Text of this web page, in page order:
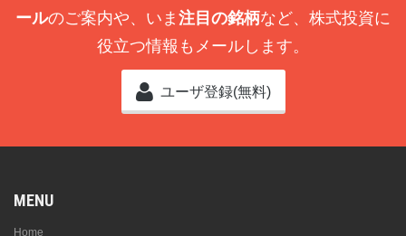
ールのご案内や、いま 注目の銘柄など、株式投資に
役立つ情報もメールします。
ユーザ登録(無料)
MENU
Home